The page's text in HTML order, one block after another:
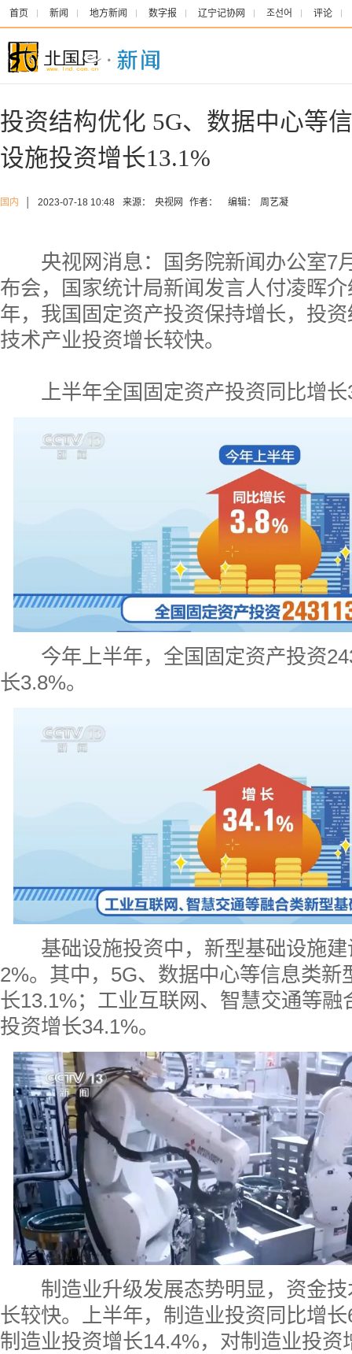
首页 新闻 地方新闻 数字报 辽宁记协网 조선어 评论
投资结构优化 5G、数据中心等
设施投资增长13.1%
国内 2023-07-18 10:48 来源： 央视网 作者： 编辑： 周艺凝
央视网消息：国务院新闻办公室7
布会，国家统计局新闻发言人付凌晖
年，我国固定资产投资保持增长，投
技术产业投资增长较快。
上半年全国固定资产投资同比增长
今年上半年，全国固定资产投资
长3.8%。
基础设施投资中，新型基础设施建
2%。其中，5G、数据中心等信息类新
长13.1%；工业互联网、智慧交通等融
投资增长34.1%。
制造业升级发展态势明显，资金技
长较快。上半年，制造业投资同比增
制造业投资增长14.4%，对制造业投资